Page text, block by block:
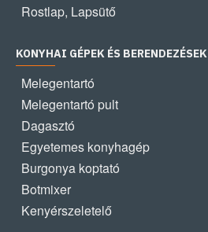
Rostlap, Lapsütő
KONYHAI GÉPEK ÉS BERENDEZÉSEK
Melegentartó
Melegentartó pult
Dagasztó
Egyetemes konyhagép
Burgonya koptató
Botmixer
Kenyérszeletelő